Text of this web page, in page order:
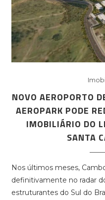
NOVO AEROPORTO
AEROPARK PODE
IMOBILIÁRIO DO
SANTA
Nos últimos meses,
definitivamente no radar
estruturantes do Sul do